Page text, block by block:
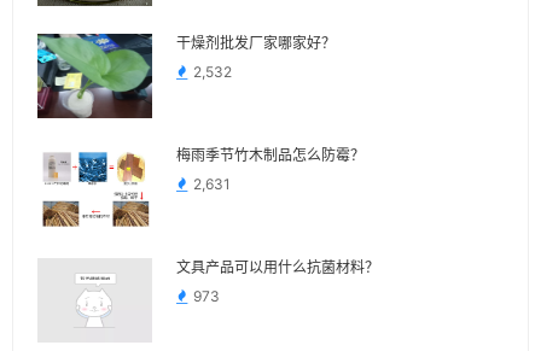
干燥剂批发厂家哪家好？
2,532
梅雨季节竹木制品怎么防霉？
2,631
文具产品可以用什么抗菌材料？
973